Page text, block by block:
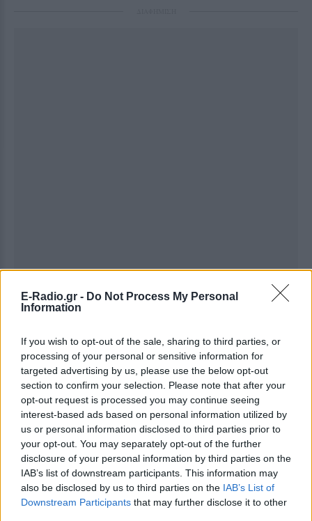
E-Radio.gr - Do Not Process My Personal
Information
If you wish to opt-out of the sale, sharing to third parties, or
processing of your personal or sensitive information for
targeted advertising by us, please use the below opt-out
section to confirm your selection. Please note that after your
opt-out request is processed you may continue seeing
interest-based ads based on personal information utilized by
us or personal information disclosed to third parties prior to
your opt-out. You may separately opt-out of the further
disclosure of your personal information by third parties on the
IAB’s list of downstream participants. This information may
also be disclosed by us to third parties on the IAB’s List of
Downstream Participants that may further disclose it to other
και μάθετε πρώτοι τα πιο hot νέα.
Εσύ μπήκες στο E-Daily.gr; Τα νέα της ημέρας
και ότι σου κάνει κλικ!
Ακολουθήστε το E-Radio.gr και στο Instagram
ΔΙΑΦΗΜΙΣΗ